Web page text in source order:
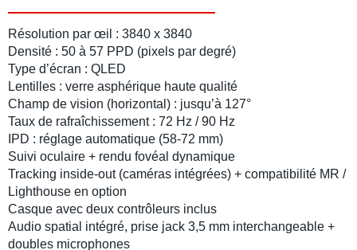
Résolution par œil : 3840 x 3840
Densité : 50 à 57 PPD (pixels par degré)
Type d’écran : QLED
Lentilles : verre asphérique haute qualité
Champ de vision (horizontal) : jusqu’à 127°
Taux de rafraîchissement : 72 Hz / 90 Hz
IPD : réglage automatique (58-72 mm)
Suivi oculaire + rendu fovéal dynamique
Tracking inside-out (caméras intégrées) + compatibilité MR /
Lighthouse en option
Casque avec deux contrôleurs inclus
Audio spatial intégré, prise jack 3,5 mm interchangeable +
doubles microphones